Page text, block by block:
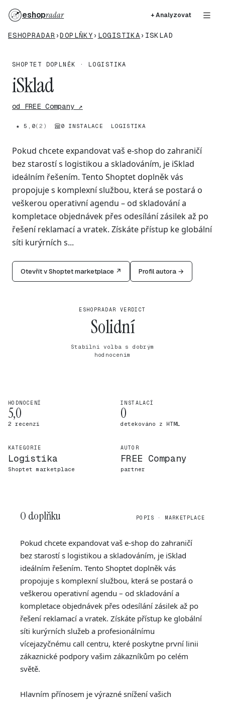
eshopradar + Analyzovat
ESHOPRADAR ›DOPLŇKY › LOGISTIKA › ISKLAD
SHOPTET DOPLNĚK · LOGISTIKA
iSklad
od FREE Company ↗
★ 5,0(2) 0 INSTALACE LOGISTIKA
Pokud chcete expandovat vaš e-shop do zahraničí
bez starostí s logistikou a skladováním, je iSklad
ideálním řešením. Tento Shoptet doplněk vás
propojuje s komplexní službou, která se postará o
veškerou operativní agendu – od skladování a
kompletace objednávek přes odesílání zásilek až po
řešení reklamací a vratek. Získáte přístup ke globální
síti kurýrních s...
Otevřít v Shoptet marketplace ↗ Profil autora →
ESHOPRADAR VERDICT
Solidní
Stabilní volba s dobrým
hodnocením
HODNOCENÍ
5,0
2 recenzí
INSTALACÍ
0
detekováno z HTML
KATEGORIE
Logistika
Shoptet marketplace
AUTOR
FREE Company
partner
O doplňku POPIS · MARKETPLACE
Pokud chcete expandovat vaš e-shop do zahraničí
bez starostí s logistikou a skladováním, je iSklad
ideálním řešením. Tento Shoptet doplněk vás
propojuje s komplexní službou, která se postará o
veškerou operativní agendu – od skladování a
kompletace objednávek přes odesílání zásilek až po
řešení reklamací a vratek. Získáte přístup ke globální
síti kurýrních služeb a profesionálnímu
vícejazyčnému call centru, které poskytne první linii
zákaznické podpory vašim zákazníkům po celém
světě.
Hlavním přínosem je výrazné snížení vašich